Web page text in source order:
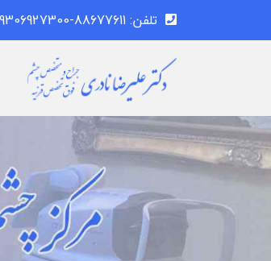
تلفن: 88677611-09306927300